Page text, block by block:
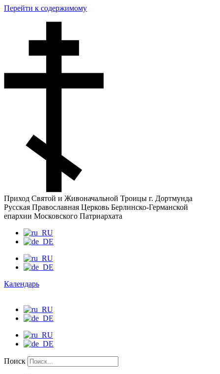
Перейти к содержимому
Приход Святой и Живоначальной Троицы г. Дортмунда
Русская Православная Церковь Берлинско-Германской
епархии Московского Патриархата
Календарь
Поиск